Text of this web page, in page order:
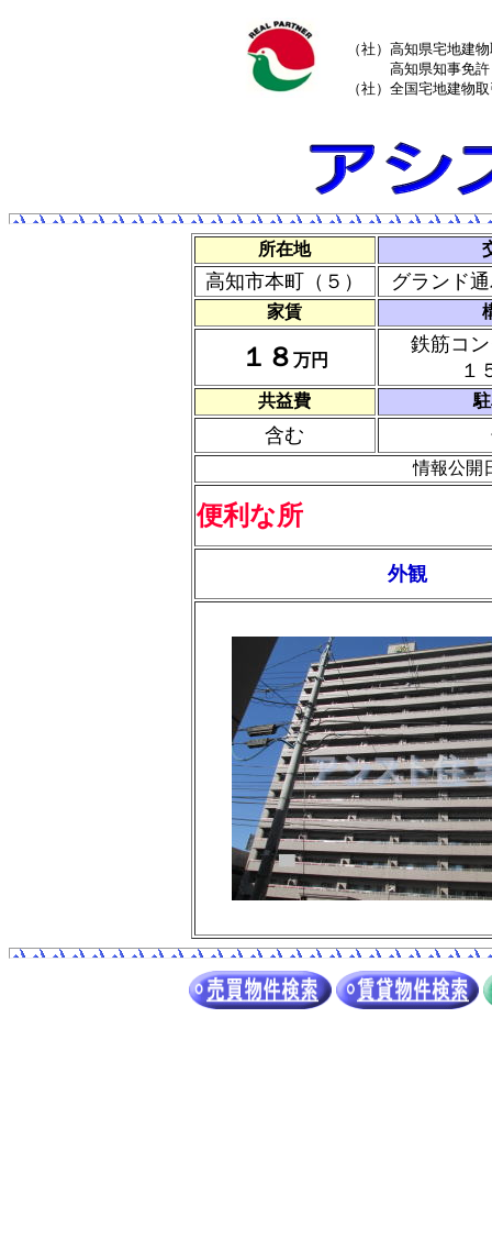
（社）高知県宅地建
高知県知事免許（
（社）全国宅地建物
所在地
高知市本町（５） グランド
家賃
１８ 万円
鉄筋コ
１
共益費
含む
情報公
便利な所
外観